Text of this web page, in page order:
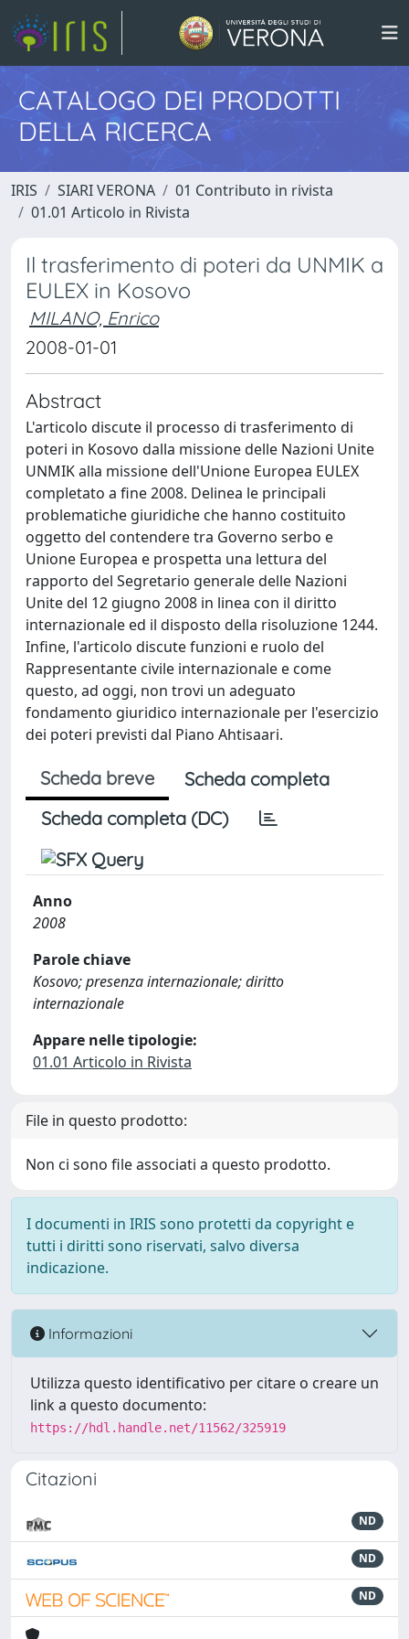
CATALOGO DEI PRODOTTI
DELLA RICERCA
IRIS SIARI VERONA
01 Contributo in rivista
01.01 Articolo in Rivista
Il trasferimento di poteri da UNMIK a
EULEX in Kosovo
MILANO, Enrico
2008-01-01
Abstract
L'articolo discute il processo di trasferimento di
poteri in Kosovo dalla missione delle Nazioni Unite
UNMIK alla missione dell'Unione Europea EULEX
completato a fine 2008. Delinea le principali
problematiche giuridiche che hanno costituito
oggetto del contendere tra Governo serbo e
Unione Europea e prospetta una lettura del
rapporto del Segretario generale delle Nazioni
Unite del 12 giugno 2008 in linea con il diritto
internazionale ed il disposto della risoluzione 1244.
Infine, l'articolo discute funzioni e ruolo del
Rappresentante civile internazionale e come
questo, ad oggi, non trovi un adeguato
fondamento giuridico internazionale per l'esercizio
dei poteri previsti dal Piano Ahtisaari.
Scheda breve
Scheda completa
Scheda completa (DC)
Anno
2008
Parole chiave
Kosovo; presenza internazionale; diritto
internazionale
Appare nelle tipologie:
01.01 Articolo in Rivista
File in questo prodotto:
Non ci sono file associati a questo prodotto.
I documenti in IRIS sono protetti da copyright e
tutti i diritti sono riservati, salvo diversa
indicazione.
Informazioni
Utilizza questo identificativo per citare o creare un
link a questo documento:
https://hdl.handle.net/11562/325919
Citazioni
ND
ND
ND